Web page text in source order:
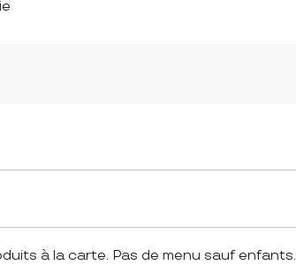
à la carte. Pas de menu sauf enfants.